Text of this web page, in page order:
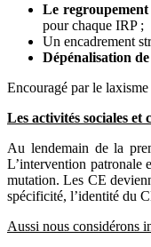
Le
pour chaque IRP ;
Un encadrement
Dépénalisation
Encouragé par le
Les activités sociales et
Au lendemain de la
L’intervention patronale
mutation. Les CE
spécificité, l’identité du
Aussi nous considérons